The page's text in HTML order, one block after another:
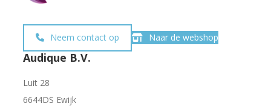
Neem contact op Naar de webshop
Audique B.V.
Luit 28
6644DS Ewijk